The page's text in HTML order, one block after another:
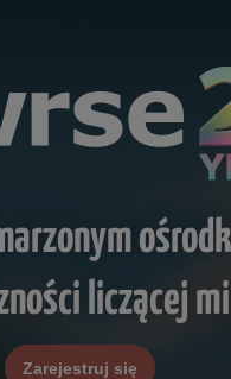
liczącej
Zarejestruj się